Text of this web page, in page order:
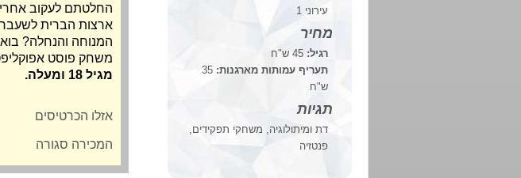
עירוני 1
מחיר
רגיל:
תעריף עמותות מארגנות: 35
ש"ח
תגיות
דת ומיתולוגיה, משחקי תפקידים,
פנטזיה
החלטתם לעקוב
ארצות הברית
המנוחה והנחלה?
משחק פוסט
מגיל 18 ומעלה.
אזלו הכרטיסים
המכירה סגורה